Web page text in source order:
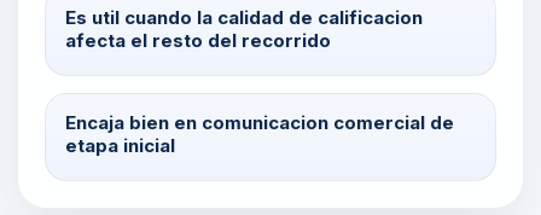
Es util cuando la calidad de calificacion
afecta el resto del recorrido
Encaja bien en comunicacion comercial de
etapa inicial